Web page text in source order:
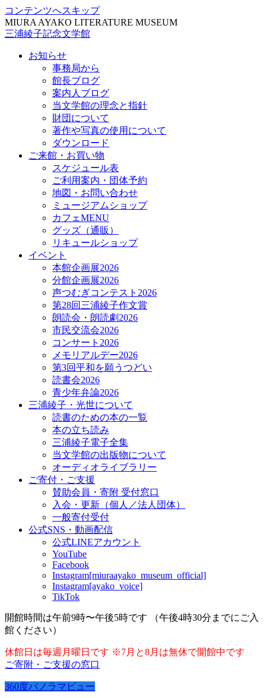
コンテンツへスキップ
MIURA AYAKO LITERATURE MUSEUM
三浦綾子記念文学館
お知らせ
事務局から
館長ブログ
案内人ブログ
当文学館の理念と指針
財団について
著作や写真の使用について
ダウンロード
ご来館・お買い物
スケジュール表
ご利用案内・団体予約
地図・お問い合わせ
ミュージアムショップ
カフェMENU
グッズ（通販）
リキュールショップ
イベント
本館企画展2026
分館企画展2026
声つむぎコンテスト2026
第28回三浦綾子作文賞
朗読会・朗読劇2026
市民交流会2026
コンサート2026
メモリアルデー2026
第3回平和を願うつどい
読書会2026
青少年弁論2026
三浦綾子・光世について
読書のための本の一覧
本の立ち読み
三浦綾子電子全集
当文学館の出版物について
オーディオライブラリー
ご寄付・ご支援
賛助会員・寄附 受付窓口
入会・更新（個人／法人団体）
一般寄付受付
公式SNS・動画配信
公式LINEアカウント
YouTube
Facebook
Instagram[miuraayako_museum_official]
Instagram[ayako_voice]
TikTok
開館時間は午前9時〜午後5時です （午後4時30分までにご入
館ください）
休館日は毎週月曜日です ※7月と8月は無休で開館中です
ご寄附・ご支援の窓口
360度パノラマビュー